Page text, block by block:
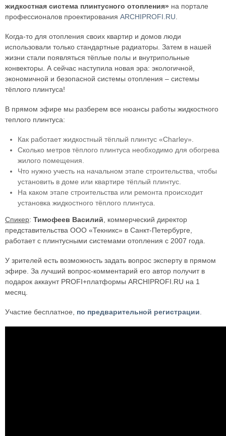
жидкостная система плинтусного отопления» на портале
профессионалов проектирования ARCHIPROFI.RU
Когда-то для отопления своих квартир и домов люди
использовали только стандартные радиаторы. Затем в нашей
жизни стали появляться тёплые полы и внутрипольные
конвекторы. А сейчас наступила новая эра: экологичной,
экономичной и безопасной системы отопления – системы
тёплого плинтуса!
В прямом эфире мы разберем все нюансы работы жидкостного
теплого плинтуса:
Как работает жидкостный тёплый плинтус «Charley».
Сколько метров тёплого плинтуса необходимо для обогрева
жилого помещения.
Что нужно учесть на начальном этапе строительства, чтобы
установить в доме или квартире тёплый плинтус.
На каком этапе строительства или ремонта происходит
установка жидкостного тёплого плинтуса.
Спикер: Тимофеев Василий , коммерческий директор
представительства ООО «Текникс» в Санкт-Петербурге,
работает с плинтусными системами отопления с 2007 года.
У зрителей есть возможность задать вопрос эксперту в прямом
эфире. За лучший вопрос-комментарий его автор получит в
подарок аккаунт PROFI+платформы ARCHIPROFI.RU на 1
месяц.
Участие бесплатное, по предварительной регистрации